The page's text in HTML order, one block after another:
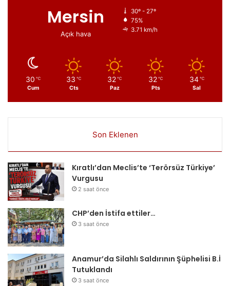
Mersin
Açık hava
30º - 27º
75%
3.71 km/h
30 ℃
Cum
33 ℃
Cts
32 ℃
Paz
32 ℃
Pts
34 ℃
Sal
Son Eklenen
Kıratlı’dan Meclis’te ‘Terörsüz Türkiye’
Vurgusu
2 saat önce
CHP’den İstifa ettiler…
3 saat önce
Anamur’da Silahlı Saldırının Şüphelisi B.İ
Tutuklandı
3 saat önce